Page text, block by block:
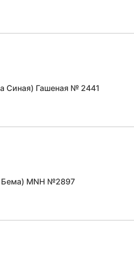
Синая) Гашеная № 2441
Бема) MNH №2897